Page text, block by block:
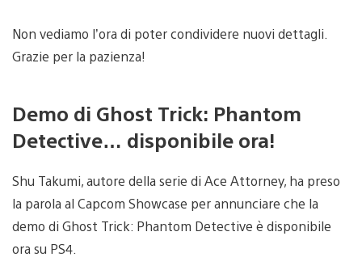
Non vediamo l’ora di poter condividere nuovi dettagli.
Grazie per la pazienza!
Demo di Ghost Trick: Phantom
Detective… disponibile ora!
Shu Takumi, autore della serie di Ace Attorney, ha preso
la parola al Capcom Showcase per annunciare che la
demo di Ghost Trick: Phantom Detective è disponibile
ora su PS4.